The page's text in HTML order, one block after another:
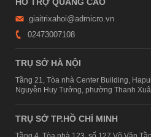
giaitrixahoi@admicro.vn
02473007108
TRỤ SỞ HÀ NỘI
Tầng 21, Tòa nhà Center Building,
Nguyễn Huy Tưởng, phường Thanh
TRỤ SỞ TP.HỒ CHÍ MINH